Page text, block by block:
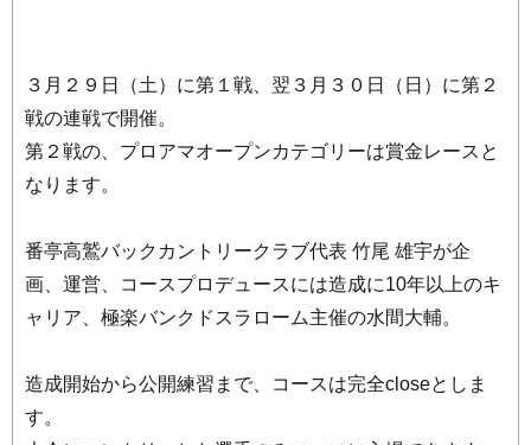
３月２９日（土）に第１戦、翌３月３０日（日）に第２
戦の連戦で開催。
第２戦の、プロアマオープンカテゴリーは賞金レースと
なります。
番亭高鷲バックカントリークラブ代表 竹尾 雄宇が企
画、運営、コースプロデュースには造成に10年以上のキ
ャリア、極楽バンクドスラローム主催の水間大輔。
造成開始から公開練習まで、コースは完全closeとしま
す。